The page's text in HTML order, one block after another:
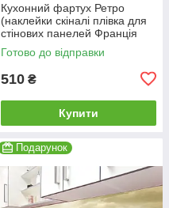
Кухонний фартух Ретро
(наклейки скіналі плівка для
стінових панелей Франція
Ейфелева вежа Париж)
600*2000мм
Готово до відправки
510 ₴
Купити
Подарунок